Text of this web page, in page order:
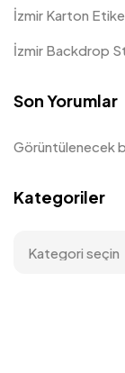
İzmir Karton
İzmir Backdrop
Son Yorumlar
Görüntülenecek
Kategoriler